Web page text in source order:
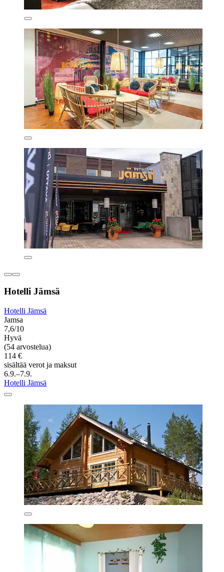
Hotelli Jämsä
Hotelli Jämsä
Jamsa
7,6/10
Hyvä
(54 arvostelua)
114 €
sisältää verot ja maksut
6.9.–7.9.
Hotelli Jämsä